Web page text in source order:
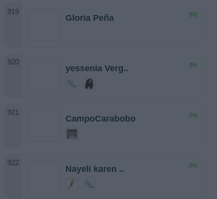
Gloria Peña (N)
yessenia Verg.. (N)
CampoCarabobo (N)
Nayeli karen .. (N)